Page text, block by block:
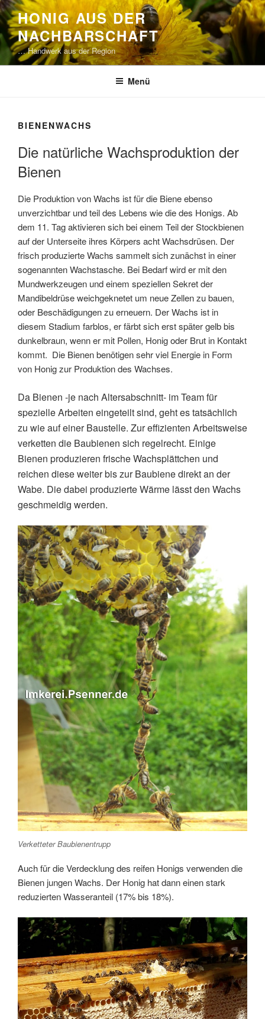
Zum
Inhalt
springen
HONIG AUS DER
NACHBARSCHAFT
… Handwerk aus der Region
Menü
BIENENWACHS
Die natürliche Wachsproduktion der
Bienen
Die Produktion von Wachs ist für die Biene ebenso
unverzichtbar und teil des Lebens wie die des Honigs. Ab
dem 11. Tag aktivieren sich bei einem Teil der Stockbienen
auf der Unterseite ihres Körpers acht Wachsdrüsen. Der
frisch produzierte Wachs sammelt sich zunächst in einer
sogenannten Wachstasche. Bei Bedarf wird er mit den
Mundwerkzeugen und einem speziellen Sekret der
Mandibeldrüse weichgeknetet um neue Zellen zu bauen,
oder Beschädigungen zu erneuern. Der Wachs ist in
diesem Stadium farblos, er färbt sich erst später gelb bis
dunkelbraun, wenn er mit Pollen, Honig oder Brut in Kontakt
kommt. Die Bienen benötigen sehr viel Energie in Form
von Honig zur Produktion des Wachses.
Da Bienen -je nach Altersabschnitt- im Team für
spezielle Arbeiten eingeteilt sind, geht es tatsächlich
zu wie auf einer Baustelle. Zur effizienten Arbeitsweise
verketten die Baubienen sich regelrecht. Einige
Bienen produzieren frische Wachsplättchen und
reichen diese weiter bis zur Baubiene direkt an der
Wabe. Die dabei produzierte Wärme lässt den Wachs
geschmeidig werden.
Verketteter Baubienentrupp
Auch für die Verdecklung des reifen Honigs verwenden die
Bienen jungen Wachs. Der Honig hat dann einen stark
reduzierten Wasseranteil (17% bis 18%).